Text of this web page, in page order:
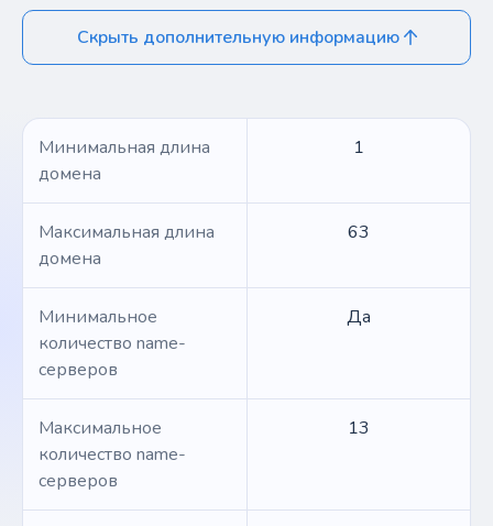
Скрыть дополнительную информацию
Минимальная длина
домена
1
Максимальная длина
домена
63
Минимальное
количество name-
серверов
Да
Максимальное
количество name-
серверов
13